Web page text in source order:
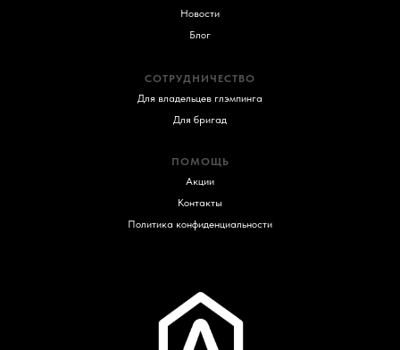
Новости
Блог
СОТРУДНИЧЕСТВО
Для бригад
Для владельцев глэмпинга
ПОМОЩЬ
Контакты
Политика конфиденциальности
Акции